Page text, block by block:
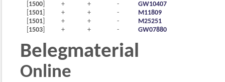
1500 + + -
GW10407
1501 + + -
M11809
1501 + + -
M25251
1503 + + - GW07880
Belegmaterial
Online